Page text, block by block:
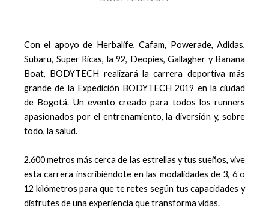
Con el apoyo de Herbalife, Cafam, Powerade, Adidas,
Subaru, Super Ricas, la 92, Deopies, Gallagher y Banana
Boat, BODYTECH realizará la carrera deportiva más
grande de la Expedición BODYTECH 2019 en la ciudad
de Bogotá. Un evento creado para todos los runners
apasionados por el entrenamiento, la diversión y, sobre
todo, la salud.
2.600 metros más cerca de las estrellas y tus sueños, vive
esta carrera inscribiéndote en las modalidades de 3, 6 o
12 kilómetros para que te retes según tus capacidades y
disfrutes de una experiencia que transforma vidas.